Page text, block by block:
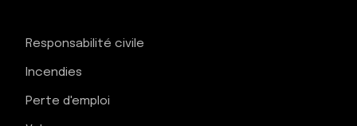
Responsabilité civile
Incendies
Perte d'emploi